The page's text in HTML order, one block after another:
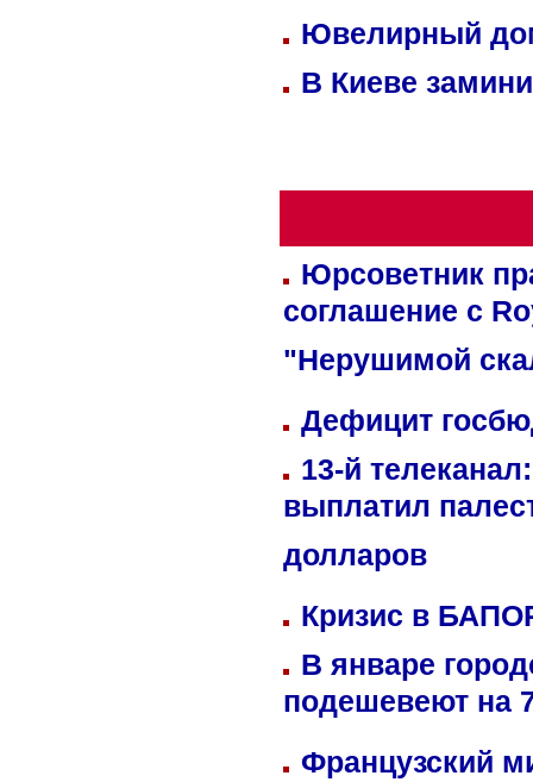
Ювелирный
В Киеве
Юрсоветник
соглашение с
"Нерушимой
Дефицит
13-й
выплатил
долларов
Кризис в
В январе
подешевеют на
Французский